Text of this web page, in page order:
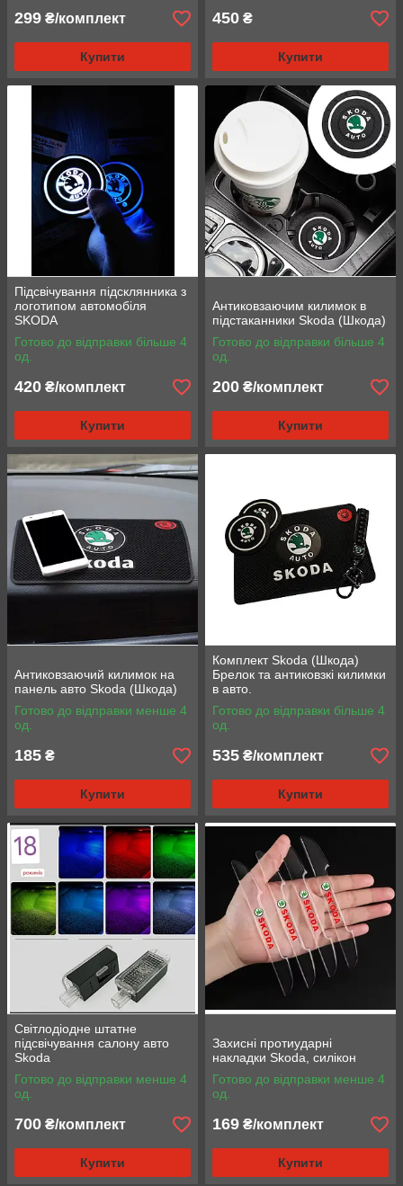
299 ₴/комплект
Купити
450 ₴
Купити
Підсвічування підсклянника з
логотипом автомобіля
SKODA
Готово до відправки більше 4
од.
420 ₴/комплект
Купити
Антиковзаючим килимок в
підстаканники Skoda (Шкода)
Готово до відправки більше 4
од.
200 ₴/комплект
Купити
Антиковзаючий килимок на
панель авто Skoda (Шкода)
Готово до відправки менше 4
од.
185 ₴
Купити
Комплект Skoda (Шкода)
Брелок та антиковзкі килимки
в авто.
Готово до відправки більше 4
од.
535 ₴/комплект
Купити
Світлодіодне штатне
підсвічування салону авто
Skoda
Готово до відправки менше 4
од.
700 ₴/комплект
Купити
Захисні протиударні
накладки Skoda, силікон
Готово до відправки менше 4
од.
169 ₴/комплект
Купити